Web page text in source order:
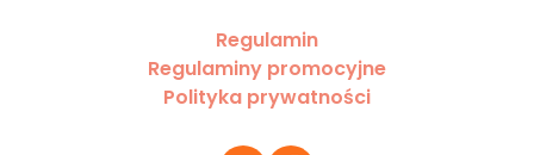
Regulamin
Regulaminy promocyjne
Polityka prywatności